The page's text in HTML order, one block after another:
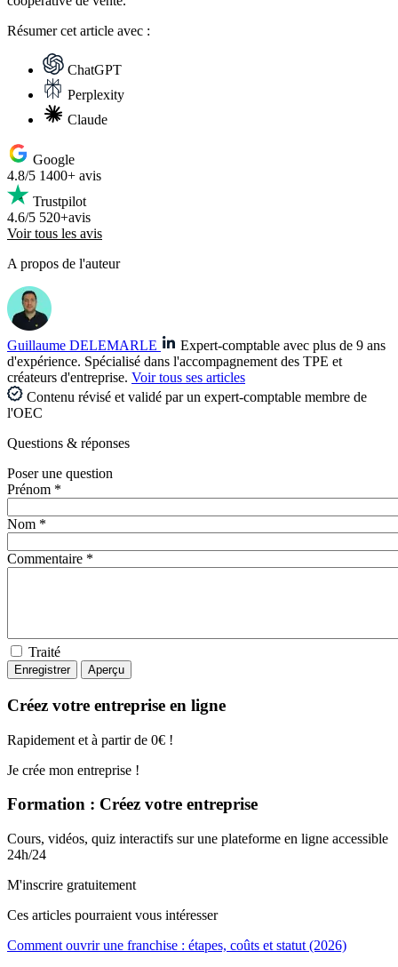
Résumercet article avec :
ChatGPT
Perplexity
Claude
Google
4.8/5 1400+ avis
Trustpilot
4.6/5 520+avis
Voir tous les avis
A propos de l'auteur
Guillaume DELEMARLE
Expert-comptable avec plus de 9 ans
d'expérience. Spécialisé dans l'accompagnement des TPE et
créateurs d'entreprise. Voir tous ses articles
Contenu révisé et validé par un expert-comptable membre de
l'OEC
Questions & réponses
Poser une question
Prénom *
Nom *
Commentaire *
Traité
Créez votre entreprise en ligne
Rapidement et à partir de 0€ !
Je crée mon entreprise !
Formation : Créez votre entreprise
Cours, vidéos, quiz interactifs sur une plateforme en ligne accessible
24h/24
M'inscrire gratuitement
Ces articles pourraient vous intéresser
Comment ouvrir une franchise : étapes, coûts et statut (2026)